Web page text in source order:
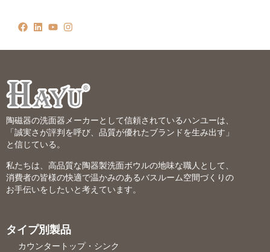
陶磁器の洗面器メーカーとして信頼されているハンユーは、
「誠実さが評判を呼び、品質が優れたブランドを生み出す」
と信じている。
私たちは、高品質な陶器製洗面ボウルの地味な職人として、
消費者の皆様の快適で温かみのあるバスルーム空間づくりの
お手伝いをしたいと考えています。
タイプ別製品
カウンタートップ・シンク